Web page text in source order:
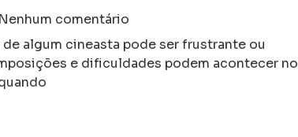
Nenhum comentário
de algum cineasta pode ser frustrante ou
e dificuldades podem acontecer no